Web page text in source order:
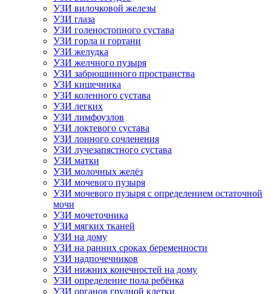
УЗИ вилочковой железы
УЗИ глаза
УЗИ голеностопного сустава
УЗИ горла и гортани
УЗИ желудка
УЗИ желчного пузыря
УЗИ забрюшинного пространства
УЗИ кишечника
УЗИ коленного сустава
УЗИ легких
УЗИ лимфоузлов
УЗИ локтевого сустава
УЗИ лонного сочленения
УЗИ лучезапястного сустава
УЗИ матки
УЗИ молочных желёз
УЗИ мочевого пузыря
УЗИ мочевого пузыря с определением остаточной
мочи
УЗИ мочеточника
УЗИ мягких тканей
УЗИ на дому
УЗИ на ранних сроках беременности
УЗИ надпочечников
УЗИ нижних конечностей на дому
УЗИ определение пола ребёнка
УЗИ органов грудной клетки